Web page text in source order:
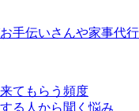
手伝いさんや家事代
てもらう頻度
る人から聞く悩み